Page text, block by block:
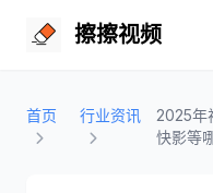
擦擦视频
首页 行业资讯
2025年
快影等